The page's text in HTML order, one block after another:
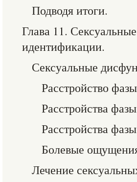
Подводя итоги.
Глава 11.
идентификации.
Сексуальные
Расстройство
Расстройства
Расстройства
Болевые
Лечение